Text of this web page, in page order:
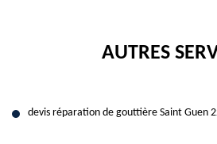
AUTRES
devis réparation de gouttière Saint Guen